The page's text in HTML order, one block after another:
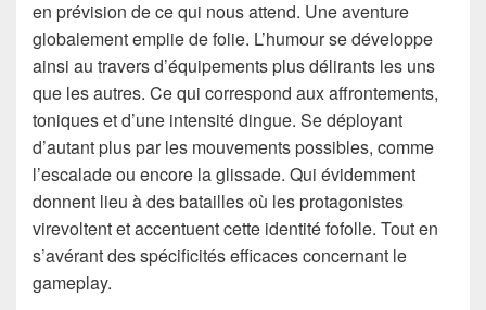
en prévision de ce qui nous attend. Une aventure
globalement emplie de folie. L’humour se développe
ainsi au travers d’équipements plus délirants les uns
que les autres. Ce qui correspond aux affrontements,
toniques et d’une intensité dingue. Se déployant
d’autant plus par les mouvements possibles, comme
l’escalade ou encore la glissade. Qui évidemment
donnent lieu à des batailles où les protagonistes
virevoltent et accentuent cette identité fofolle. Tout en
s’avérant des spécificités efficaces concernant le
gameplay.